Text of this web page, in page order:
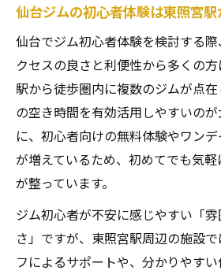
仙台のジム体験で得られ
は
初心者が安心できる仙台ジム
仙台ジム初心者が重視す
東照宮駅周辺で安心の仙
仙台ジム選びで初めてで
解説
仙台ジムは東照宮駅が安
仙台ジムの初心者体験は東照宮
仙台でジム初心者体験を検討する
クセスの良さと利便性から多くの方
駅から徒歩圏内に複数のジムが点
の空き時間を有効活用しやすいの
に、初心者向けの無料体験やワン
が増えているため、初めてでも気
が整っています。
ジム初心者が不安に感じやすい「
さ」ですが、東照宮駅周辺の施設
フによるサポートや、分かりやす